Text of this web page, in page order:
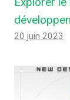
20 juin 2023